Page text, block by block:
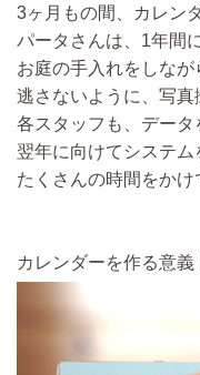
3ヶ月もの間、カレン
パータさんは、1年間
お庭の手入れをしな
逃さないように、写真
各スタッフも、データ
翌年に向けてシステム
たくさんの時間をかけ
カレンダーを作る意義